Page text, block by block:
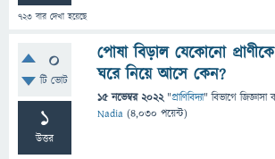
723 বার দেখা হয়েছে
0
টি ভোট
1
উত্তর
পোষা বিড়াল যেকোনো
ঘরে নিয়ে আসে কেন?
15 নভেম্বর 2022 "প্রাণিবিদ্যা" বিভাগে জিজ্ঞাসা
Nadia (4,030 পয়েন্ট)